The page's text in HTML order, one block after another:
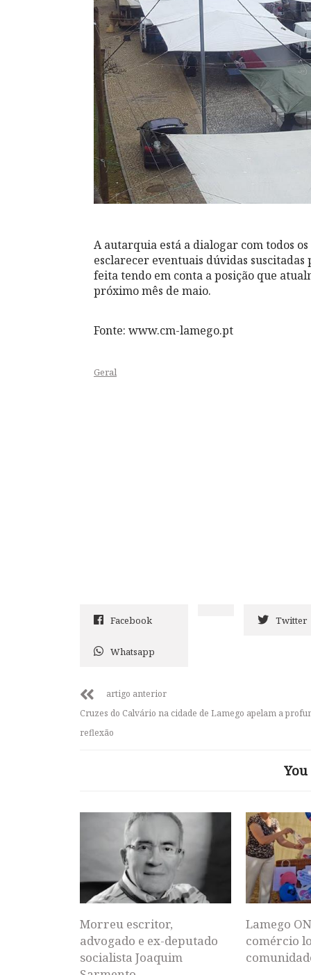
A autarquia está a dialogar com todos
esclarecer eventuais dúvidas
feita tendo em conta a posição que
próximo mês de maio.
Fonte: www.cm-lamego.pt
Geral
Facebook Twitter
Whatsapp
artigo anterior
Cruzes do Calvário na cidade de Lamego apelam a
reflexão
Morreu escritor,
advogado e ex-deputado
socialista Joaquim
Lamego
comércio